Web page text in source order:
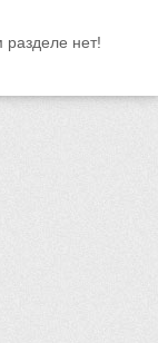
разделе нет!